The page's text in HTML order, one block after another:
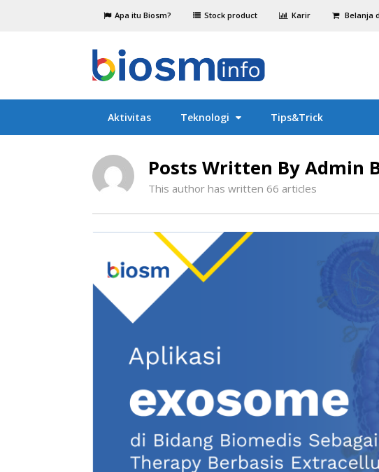
Apa itu Biosm? Stock product Karir Belanja
Aktivitas Teknologi Tips&Trick
Posts Written By Admin
This author has written 66 articles